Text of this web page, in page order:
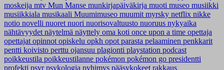
moskeija mtv Mun Manse munkirjapäiväkirja muoti museo musiikki
musiikkiala musikaali Muumimuseo muumit myrsky netflix nikke
notio novelli nuoret nuori nuorisovaltuusto nuoruus nykyaika
nähtävyydet näytelmä näyttely oma koti once upon a time opettaja
opettajat opinnot opiskelu opkh opot parasta pelaaminen penkkarit
pentti koivisto perttu ojansuu plagionti playstation podcast
poikkeustila poikkeustilanne pokémon pokémon go presidentti
profekti psvrpsykologia pyhimys pääsykokeet rakkaus